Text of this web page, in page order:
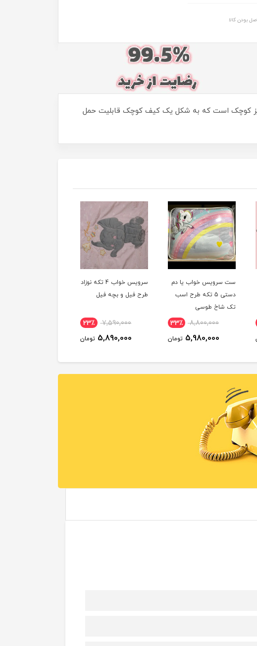
بودن کالا
کوچک است که به شکل یک کیف کوچک قابلیت حمل
ست سرویس خواب یا دم
دستی 5 تکه طرح اسب
تک شاخ طوسی
8,800,000 33٪
5,980,000 تومان
سرویس خواب 4 تکه نوزاد
طرح فیل و بچه فیل
7,590,000 23٪
5,890,000 تومان